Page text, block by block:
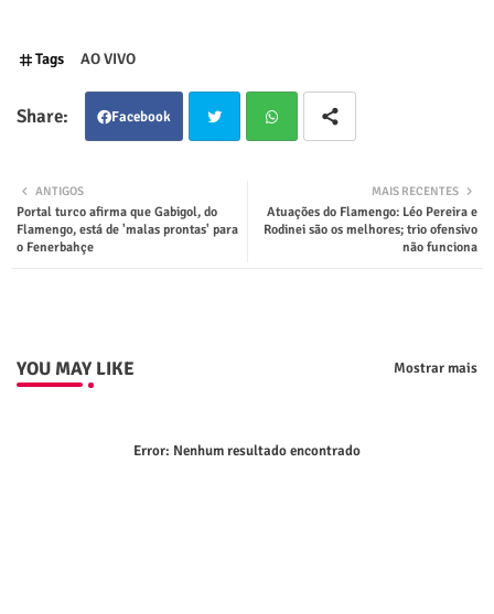
Tags AO VIVO
Facebook
ter tsap
MAIS RECENTES
Atuações do Flamengo: Léo Pereira e
Rodinei são os melhores; trio ofensivo
não funciona
ANTIGOS
Portal turco afirma que Gabigol, do
Flamengo, está de 'malas prontas' para
o Fenerbahçe
YOU MAY LIKE Mostrar mais
Error: Nenhum resultado encontrado